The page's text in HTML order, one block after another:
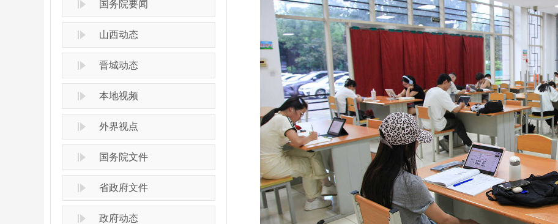
国务院要闻
山西动态
晋城动态
本地视频
外界视点
国务院文件
省政府文件
政府动态